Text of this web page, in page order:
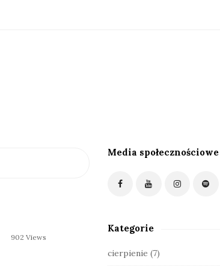
902 Views
S
d
Media społecznościowe
Kategorie
cierpienie (7)